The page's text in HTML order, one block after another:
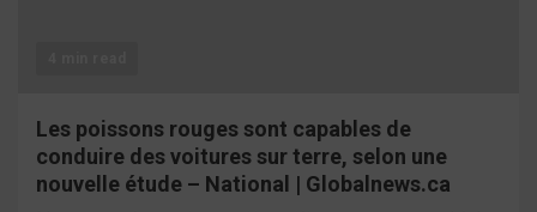
Les poissons rouges sont capables de
conduire des voitures sur terre, selon une
nouvelle étude – National | Globalnews.ca